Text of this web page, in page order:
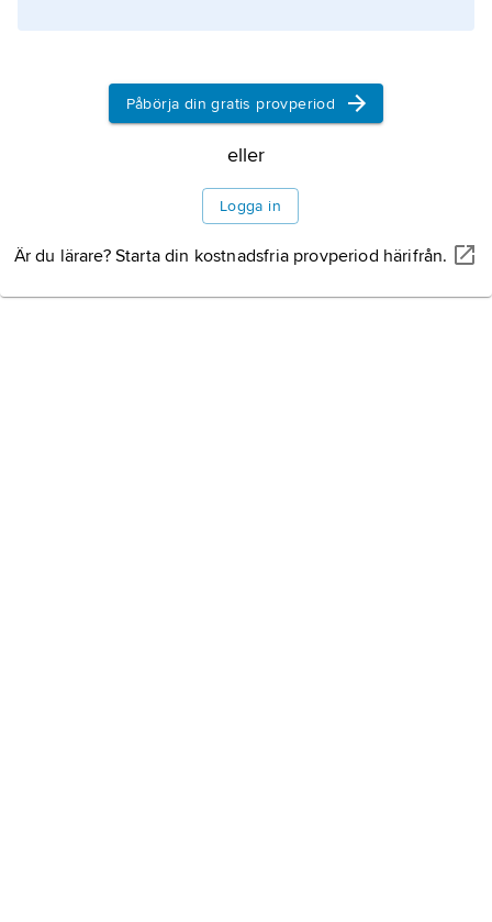
personlighetstermer, medan man under 1950-
talet sammankopplade kultur och personlighet
på omvänt sätt, dvs. man sökte urskilja
speciella personlighetstyper som
karakteristiska för enskilda kulturer
Litteraturanvisning
Påbörja din gratis provperiod
eller
Logga in
Är du lärare? Starta din kostnadsfria provperiod härifrån.